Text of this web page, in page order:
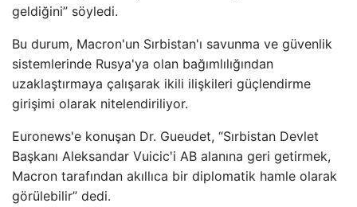
geldiğini” söyledi.
Bu durum, Macron'un Sırbistan'ı savunma ve güvenlik
sistemlerinde Rusya'ya olan bağımlılığından
uzaklaştırmaya çalışarak ikili ilişkileri güçlendirme
girişimi olarak nitelendiriliyor.
Euronews'e konuşan Dr. Gueudet, “Sırbistan Devlet
Başkanı Aleksandar Vuicic'i AB alanına geri getirmek,
Macron tarafından akıllıca bir diplomatik hamle olarak
görülebilir” dedi.